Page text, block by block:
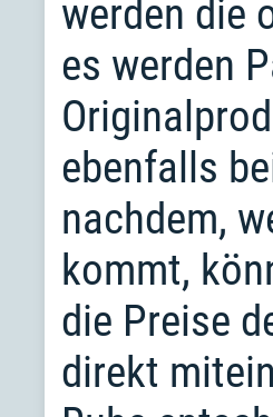
werden die
es werden
ebenfalls
nachdem,
kommt,
die Preise
direkt